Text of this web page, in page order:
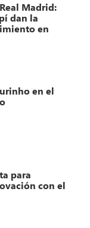
Madrid:
dan la
en
en el
para
con el